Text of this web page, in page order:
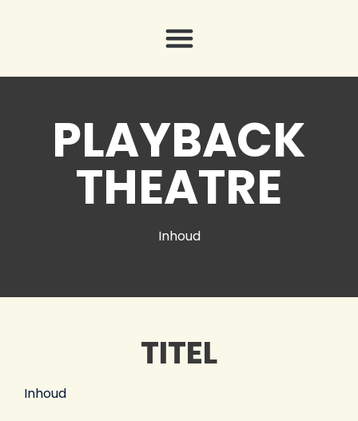
PLAYBACK
THEATRE
Inhoud
TITEL
Inhoud